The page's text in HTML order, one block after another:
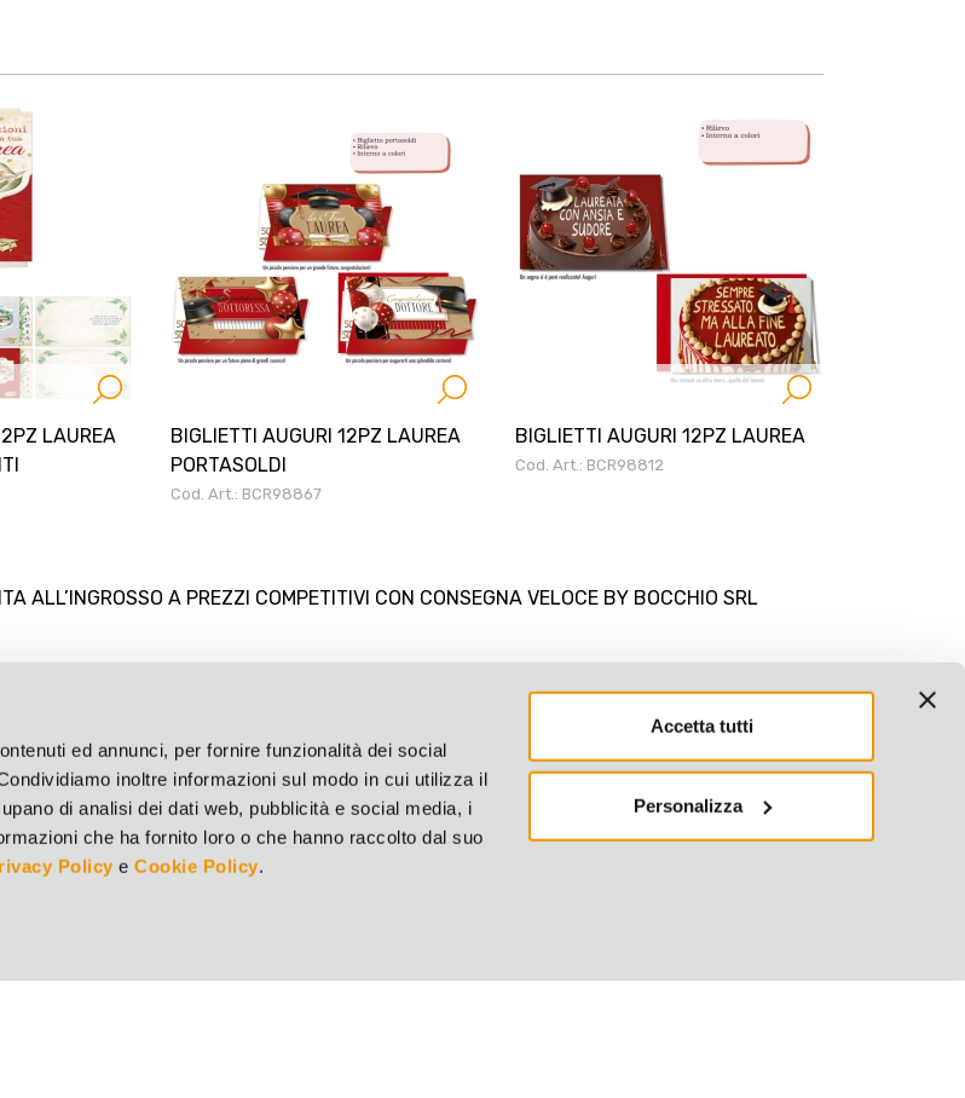
ed annunci, per fornire funzionalità dei social
inoltre informazioni sul modo in cui utilizza il
di analisi dei dati web, pubblicità e social media, i
che ha fornito loro o che hanno raccolto dal suo
Policy eCookie Policy.
Accetta tutti
Personalizza
LAUREA
BIGLIETTI AUGURI 12PZ LAUREA
PORTASOLDI
Cod. Art.: BCR98867
BIGLIETTI AUGURI 12PZ LAUREA
Cod. Art.: BCR98812
ALL’INGROSSO A PREZZI COMPETITIVI CON CONSEGNA VELOCE BY BOCCHIO SRL